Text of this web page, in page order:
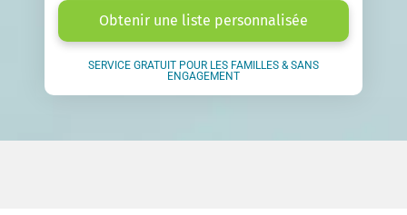
Obtenir une liste personnalisée
SERVICE GRATUIT POUR LES FAMILLES & SANS
ENGAGEMENT